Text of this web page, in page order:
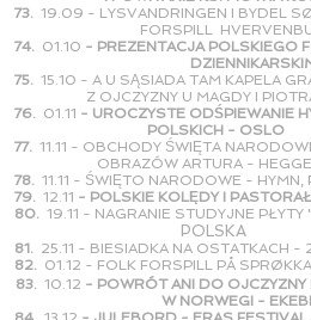
73. 19.09 - LYSVANDRINGEN I BYDEL
FORSPILL
74. 01.10 - PREZENTACJA POLSKIEGO
DZIENNIKARSKIM -
75. 15.10 - A U SĄSIADA TAM KAPELA
Z OJCZYZNY U MAGDY I PIOTRA -
76. 01.11 - UROCZYSTE
POLSKICH - OSLO
77. 11.11 - OBCHODY ŚWIĘTA
OBRAZÓW ARTURA -
78. 11.11 - ŚWIĘTO NARODOWE -
79. 12.11 - POLSKIE KOLĘDY I
80. 19.11 - NAGRANIE
POLSKA
81. 25.11 - BIESIADKA NA OSTATKACH
82. 01.12 - FOLK FORSPILL PÅ
83. 10.12 - POWRÓT ANI DO
W NORWEGI -